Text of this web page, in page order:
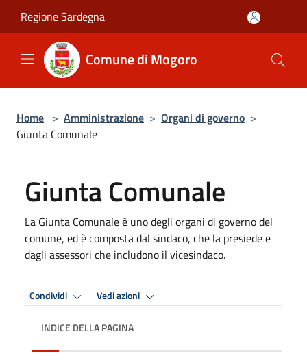
Regione Sardegna
Comune di Mogoro
Home > Amministrazione > Organi di governo >
Giunta Comunale
Giunta Comunale
La Giunta Comunale è uno degli organi di governo del
comune, ed è composta dal sindaco, che la presiede e
dagli assessori che includono il vicesindaco.
Condividi Vedi azioni
INDICE DELLA PAGINA